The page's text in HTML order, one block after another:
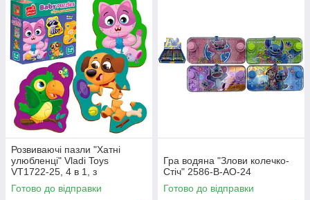
Розвиваючі пазли "Хатні
улюбленці" Vladi Toys
VT1722-25, 4 в 1, з
картонними фігурками,
українською, у пакеті
Готово до відправки
Гра водяна "Злови колечко-
Стіч" 2586-В-АO-24
Готово до відправки